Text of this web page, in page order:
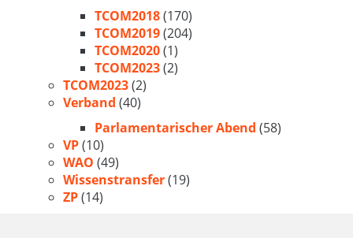
TCOM2018(170)
TCOM2019(204)
TCOM2020(1)
TCOM2023(2)
TCOM2023(2)
Verband (40)
Parlamentarischer Abend (58)
VP(10)
WAO (49)
Wissenstransfer(19)
ZP(14)